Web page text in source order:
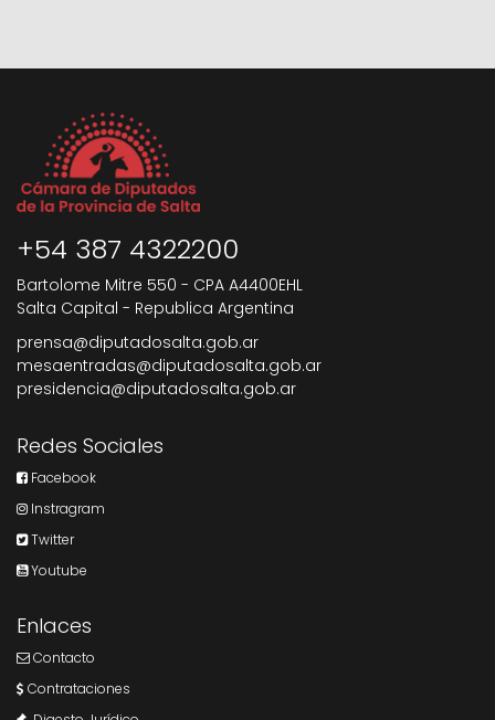
+54 387 4322200
Bartolome Mitre 550 - CPA A4400EHL
Salta Capital - Republica Argentina
prensa@diputadosalta.gob.ar
mesaentradas@diputadosalta.gob.ar
presidencia@diputadosalta.gob.ar
Redes Sociales
Facebook
Instragram
Twitter
Youtube
Enlaces
Contacto
Contrataciones